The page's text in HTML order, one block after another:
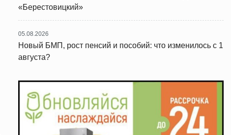
«Берестовицкий»
05.08.2026
Новый БМП, рост пенсий и пособий: что изменилось с 1
августа?